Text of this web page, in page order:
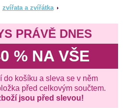
zvířata a zvířátka
PRÁVĚ DNES
% NA VŠE
do košíku a sleva se v něm
před celkovým součtem.
jsou před slevou!